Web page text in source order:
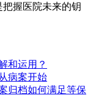
握医院未来的钥
和运用？
病案开始
归档如何满足等保